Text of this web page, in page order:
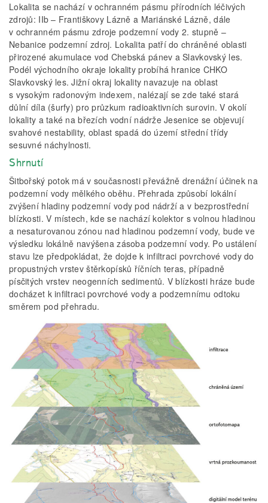
Lokalita se nachází v ochranném pásmu přírodních léčivých
zdrojů: IIb – Františkovy Lázně a Mariánské Lázně, dále
v ochranném pásmu zdroje podzemní vody 2. stupně –
Nebanice podzemní zdroj. Lokalita patří do chráněné oblasti
přirozené akumulace vod Chebská pánev a Slavkovský les.
Podél východního okraje lokality probíhá hranice CHKO
Slavkovský les. Jižní okraj lokality navazuje na oblast
s vysokým radonovým indexem, nalézají se zde také stará
důlní díla (šurfy) pro průzkum radioaktivních surovin. V okolí
lokality a také na březích vodní nádrže Jesenice se objevují
svahové nestability, oblast spadá do území střední třídy
sesuvné náchylnosti.
Shrnutí
Šitbořský potok má v současnosti převážně drenážní účinek na
podzemní vody mělkého oběhu. Přehrada způsobí lokální
zvýšení hladiny podzemní vody pod nádrží a v bezprostřední
blízkosti. V místech, kde se nachází kolektor s volnou hladinou
a nesaturovanou zónou nad hladinou podzemní vody, bude ve
výsledku lokálně navýšena zásoba podzemní vody. Po ustálení
stavu lze předpokládat, že dojde k infiltraci povrchové vody do
propustných vrstev štěrkopísků říčních teras, případně
písčitých vrstev neogenních sedimentů. V blízkosti hráze bude
docházet k infiltraci povrchové vody a podzemnímu odtoku
směrem pod přehradu.